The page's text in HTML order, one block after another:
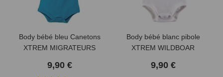
Body bébé bleu Canetons
XTREM MIGRATEURS
9,90 €
Body bébé blanc pibole
XTREM WILDBOAR
9,90 €